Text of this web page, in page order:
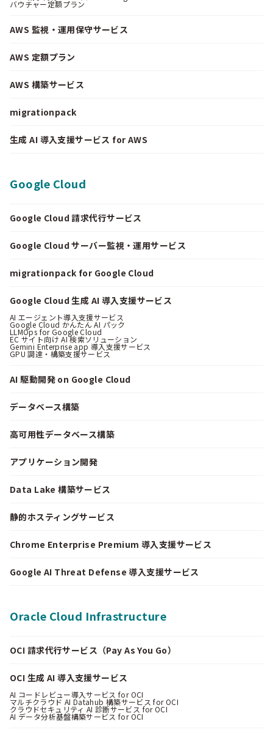
バウチャー定額プラン
AWS 監視・運用保守サービス
AWS 定額プラン
AWS 構築サービス
migrationpack
生成 AI 導入支援サービス for AWS
Google Cloud
Google Cloud 請求代行サービス
Google Cloud サーバー監視・運用サービス
migrationpack for Google Cloud
Google Cloud 生成 AI 導入支援サービス
AI エージェント導入支援サービス
Google Cloud かんたん AI パック
LLMOps for Google Cloud
EC サイト向け AI 検索ソリューション
Gemini Enterprise app 導入支援サービス
GPU 調達・構築支援サービス
AI 駆動開発 on Google Cloud
データベース構築
高可用性データベース構築
アプリケーション開発
Data Lake 構築サービス
静的ホスティングサービス
Chrome Enterprise Premium 導入支援サービス
Google AI Threat Defense 導入支援サービス
Oracle Cloud Infrastructure
OCI 請求代行サービス（Pay As You Go）
OCI 生成 AI 導入支援サービス
AI コードレビュー導入サービス for OCI
マルチクラウド AI Datahub 構築サービス for OCI
クラウドセキュリティ AI 診断サービス for OCI
AI データ分析基盤構築サービス for OCI